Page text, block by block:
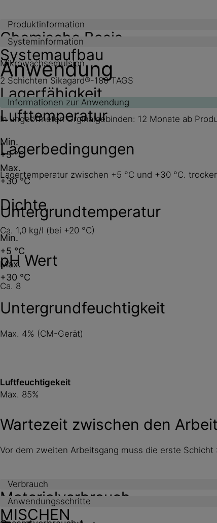
Produktinformation
Chemische Basis
Mikrowachsemulsion
Lagerfähigkeit
In ungeöffneten Orginalgebinden: 12 Monate ab
Lagerbedingungen
Lagertemperatur zwischen +5 °C und +30 °C.
Dichte
Ca. 1,0 kg/l (bei +20 °C)
pH Wert
Ca. 8
Systeminformation
Systemaufbau
2 Schichten Sikagard®-180 TAGS
Anwendung
Informationen zur Anwendung
Lufttemperatur
Min.
+5 °C
Max.
+30 °C
Untergrundtemperatur
Min.
+5 °C
Max.
+30 °C
Untergrundfeuchtigkeit
Max. 4% (CM-Gerät)
Luftfeuchtigekeit
Max. 85%
Wartezeit zwischen den
Vor dem zweiten Arbeitsgang muss die erste Schicht
Verbrauch
Materialverbrauch
Anwendungsschritte
MISCHEN